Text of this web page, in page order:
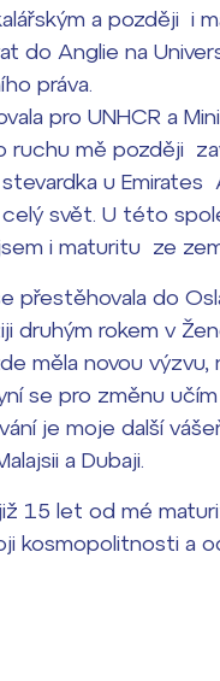
a později i
do Anglie na
práva.
pro UNHCR a
mě později
u
svět. U této
i maturitu ze
přestěhovala do
druhým rokem v
měla novou
se pro změnu
je moje další
a Dubaji.
15 let od mé
kosmopolitnosti a